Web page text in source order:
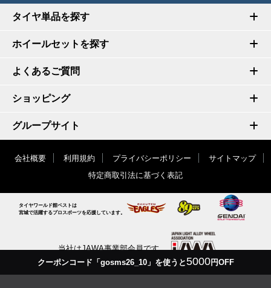
クーポンコード「gosms26_10」を使うと5000円OFF
タイヤ単品を探す
ホイールセットを探す
よくあるご質問
ショッピング
グループサイト
会社概要 利用規約 プライバシーポリシー
サイトマップ
特定商取引法に基づく表記
タイヤワールド館ベストは
宮城で活躍するプロスポーツを応援しています。
当社はJAWA事業部会員です